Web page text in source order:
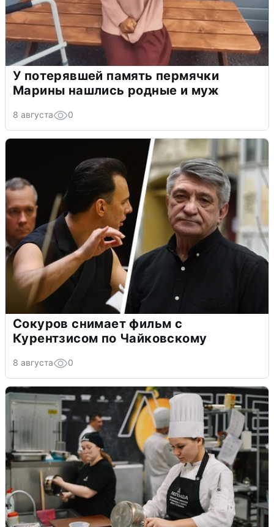
У потерявшей память пермячки
Марины нашлись родные и муж
8 августа 0
Сокуров снимает фильм с
Курентзисом по Чайковскому
8 августа 0